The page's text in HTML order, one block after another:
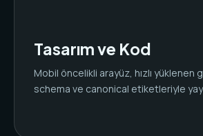
Tasarım ve Kod
Mobil öncelikli arayüz, hızlı yüklenen
schema ve canonical etiketleriyle